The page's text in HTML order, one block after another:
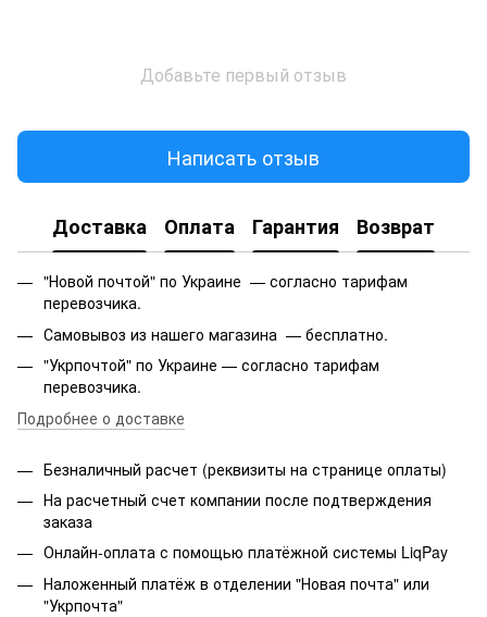
Добавьте первый отзыв
Написать отзыв
Доставка Оплата Гарантия Возврат
"Новой почтой" по Украине — согласно тарифам
перевозчика.
Самовывоз из нашего магазина — бесплатно.
"Укрпочтой" по Украине — согласно тарифам
перевозчика.
Подробнее о доставке
Безналичный расчет (реквизиты на странице оплаты)
На расчетный счет компании после подтверждения
заказа
Онлайн-оплата с помощью платёжной системы LiqPay
Наложенный платёж в отделении "Новая почта" или
"Укрпочта"